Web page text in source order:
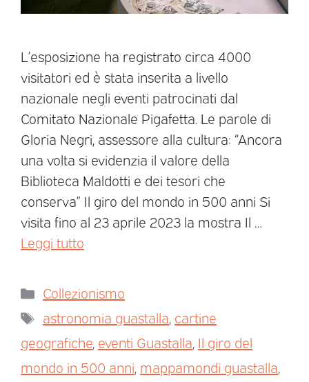
L’esposizione ha registrato circa 4000
visitatori ed è stata inserita a livello
nazionale negli eventi patrocinati dal
Comitato Nazionale Pigafetta. Le parole di
Gloria Negri, assessore alla cultura: “Ancora
una volta si evidenzia il valore della
Biblioteca Maldotti e dei tesori che
conserva” Il giro del mondo in 500 anni Si
visita fino al 23 aprile 2023 la mostra Il …
Leggi tutto
Collezionismo
astronomia guastalla cartine
geografiche eventi Guastalla Il giro del
mondo in 500 anni mappamondi guastalla